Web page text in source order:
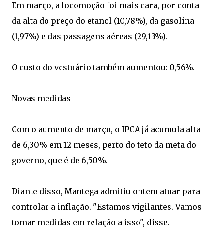
Em março, a locomoção foi mais cara, por conta
da alta do preço do etanol (10,78%), da gasolina
(1,97%) e das passagens aéreas (29,13%).
O custo do vestuário também aumentou: 0,56%.
Novas medidas
Com o aumento de março, o IPCA já acumula alta
de 6,30% em 12 meses, perto do teto da meta do
governo, que é de 6,50%.
Diante disso, Mantega admitiu ontem atuar para
controlar a inflação. "Estamos vigilantes. Vamos
tomar medidas em relação a isso", disse.